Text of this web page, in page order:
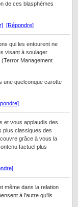
de ces blasphèmes
[Répondre]
qui les entourent ne
visant à soulager
(Terror Management
une quelconque carotte
et vous applaudis des
plus classiques des
grâce à vous la
factuel plus
même dans la relation
à l’autre qu’ils